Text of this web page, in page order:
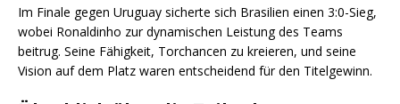
Im Finale gegen Uruguay sicherte sich Brasilien einen 3:0-Sieg,
wobei Ronaldinho zur dynamischen Leistung des Teams
beitrug. Seine Fähigkeit, Torchancen zu kreieren, und seine
Vision auf dem Platz waren entscheidend für den Titelgewinn.